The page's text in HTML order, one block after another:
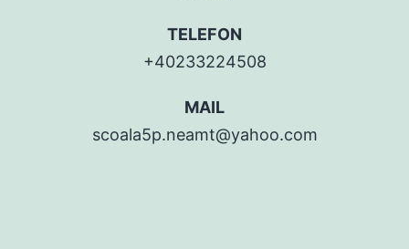
TELEFON
+40233224508
MAIL
scoala5p.neamt@yahoo.com